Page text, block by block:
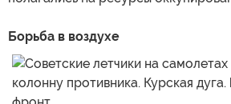
Борьба в воздухе